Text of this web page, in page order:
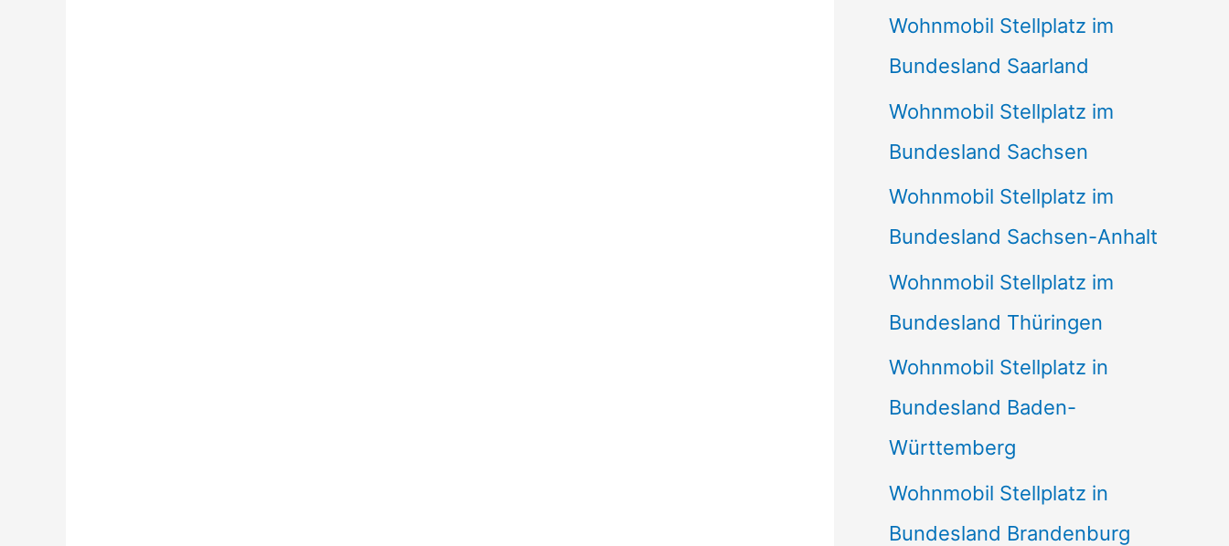
Wohnmobil Stellplatz im
Bundesland Saarland
Wohnmobil Stellplatz im
Bundesland Sachsen
Wohnmobil Stellplatz im
Bundesland Sachsen-Anhalt
Wohnmobil Stellplatz im
Bundesland Thüringen
Wohnmobil Stellplatz in
Bundesland Baden-
Württemberg
Wohnmobil Stellplatz in
Bundesland Brandenburg